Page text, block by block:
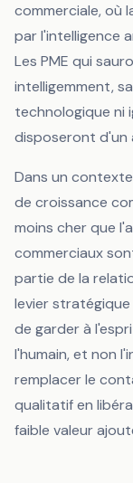
commerciale, où
par l'intelligence
Les PME qui
intelligemment,
technologique ni
disposeront d'un
Dans un
de croissance
moins cher que
commerciaux
partie de la
levier stratégique
de garder à
l'humain, et non
remplacer le
qualitatif en
faible valeur